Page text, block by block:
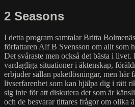
2 Seasons
I detta program samtalar Britta
författaren Alf B Svensson om allt som
Det svåraste men också det bästa i
vardagliga situationer i äktenskap,
erbjuder sällan paketlösningar, men här
livserfarenhet som kan hjälpa dig i rätt
sig inte för att diskutera det som är
och de besvarar tittares frågor om olika